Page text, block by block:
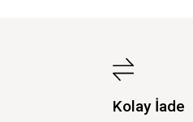
Kolay İade